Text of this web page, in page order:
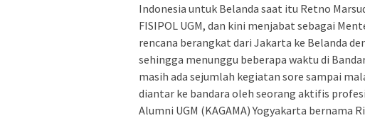
Indonesia untuk Belanda saat itu Retno
FISIPOL UGM, dan kini menjabat sebagai
rencana berangkat dari Jakarta ke Belanda
sehingga menunggu beberapa waktu di
masih ada sejumlah kegiatan sore sampai
diantar ke bandara oleh seorang aktifis
Alumni UGM (KAGAMA) Yogyakarta